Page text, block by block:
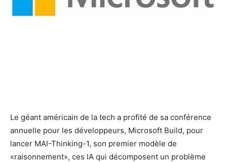
Le géant américain de la tech a profité de sa conférence
annuelle pour les développeurs, Microsoft Build, pour
lancer MAI-Thinking-1, son premier modèle de
«raisonnement», ces IA qui décomposent un problème